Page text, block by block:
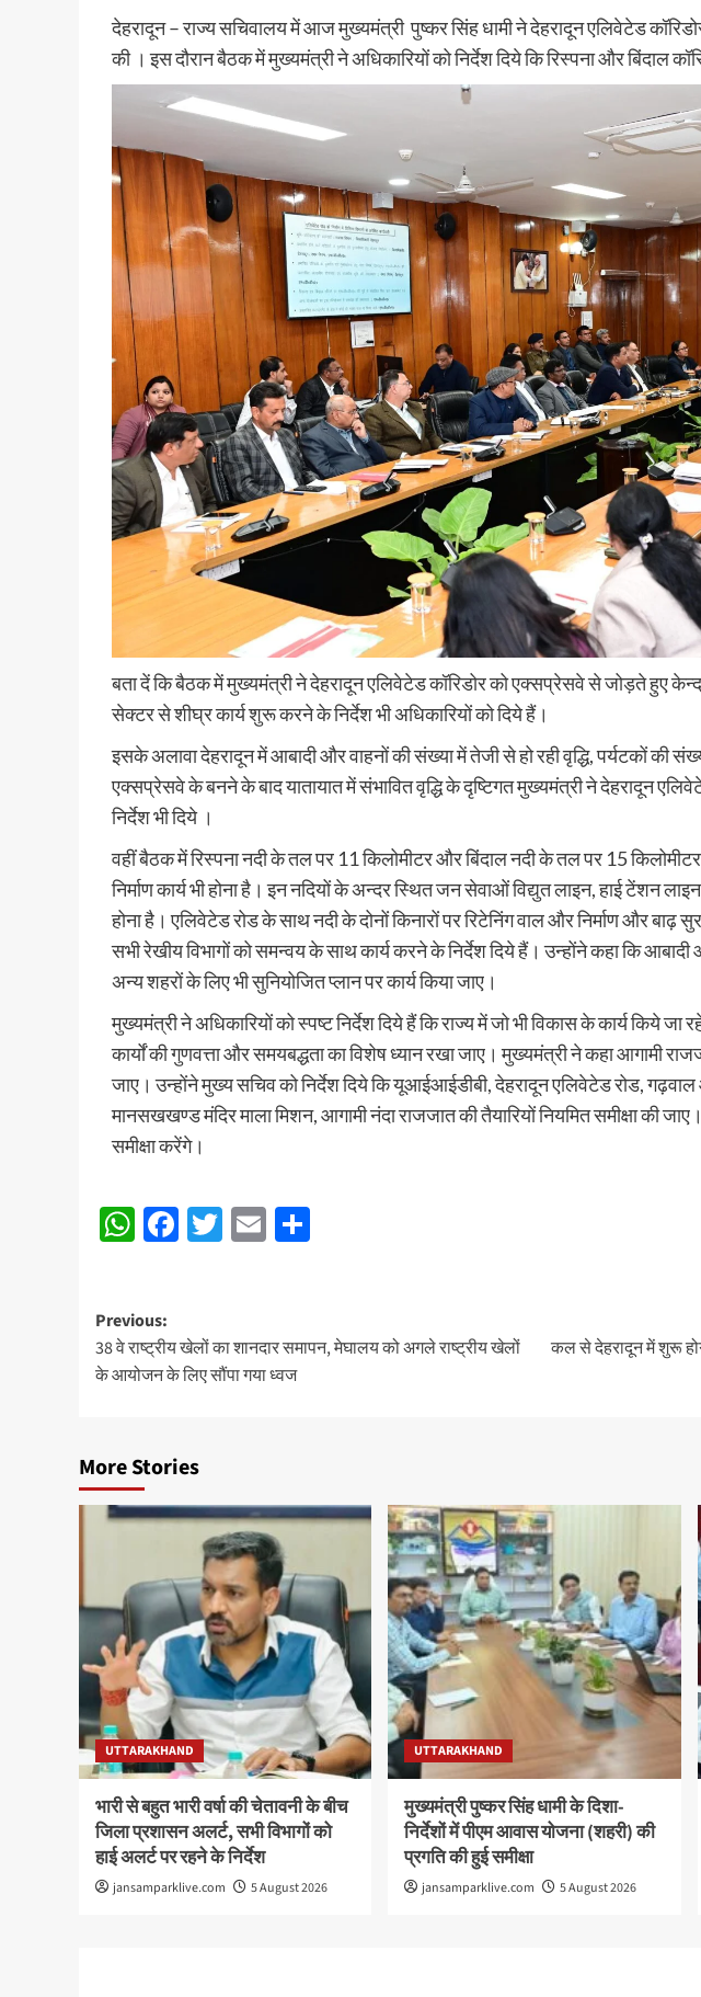
देहरादून – राज्य सचिवालय में आज मुख्यमंत्री पुष्कर सिंह धामी ने देहरादून एलिवेटेड
की । इस दौरान बैठक में मुख्यमंत्री ने अधिकारियों को निर्देश दिये कि रिस्पना और बिंदाल
बता दें कि बैठक में मुख्यमंत्री ने देहरादून एलिवेटेड कॉरिडोर को एक्सप्रेसवे से जोड़ते हुए
सेक्टर से शीघ्र कार्य शुरू करने के निर्देश भी अधिकारियों को दिये हैं।
इसके अलावा देहरादून में आबादी और वाहनों की संख्या में तेजी से हो रही वृद्धि, पर्यटकों की
एक्सप्रेसवे के बनने के बाद यातायात में संभावित वृद्धि के दृष्टिगत मुख्यमंत्री ने देहरादून
निर्देश भी दिये ।
वहीं बैठक में रिस्पना नदी के तल पर 11 किलोमीटर और बिंदाल नदी के तल पर 15
निर्माण कार्य भी होना है। इन नदियों के अन्दर स्थित जन सेवाओं विद्युत लाइन, हाई टेंशन
होना है। एलिवेटेड रोड के साथ नदी के दोनों किनारों पर रिटेनिंग वाल और निर्माण और बाढ़
सभी रेखीय विभागों को समन्वय के साथ कार्य करने के निर्देश दिये हैं। उन्होंने कहा कि आबादी
अन्य शहरों के लिए भी सुनियोजित प्लान पर कार्य किया जाए।
मुख्यमंत्री ने अधिकारियों को स्पष्ट निर्देश दिये हैं कि राज्य में जो भी विकास के कार्य किये
कार्यों की गुणवत्ता और समयबद्धता का विशेष ध्यान रखा जाए। मुख्यमंत्री ने कहा आगामी
जाए। उन्होंने मुख्य सचिव को निर्देश दिये कि यूआईआईडीबी, देहरादून एलिवेटेड रोड,
मानसखखण्ड मंदिर माला मिशन, आगामी नंदा राजजात की तैयारियों नियमित समीक्षा की
समीक्षा करेंगे।
WhatsApp
Facebook
Twitter
Email
Post
navigation
Previous:
38 वे राष्ट्रीय खेलों का शानदार समापन, मेघालय को अगले राष्ट्रीय खेलों
के आयोजन के लिए सौंपा गया ध्वज
कल से देहरादून में शुरू
More Stories
UTTARAKHAND
भारी से बहुत भारी वर्षा की चेतावनी के बीच
जिला प्रशासन अलर्ट, सभी विभागों को
हाई अलर्ट पर रहने के निर्देश
jansamparklive.com 5 August 2026
UTTARAKHAND
मुख्यमंत्री पुष्कर सिंह धामी के दिशा-
निर्देशों में पीएम आवास योजना (शहरी) की
प्रगति की हुई समीक्षा
jansamparklive.com 5 August 2026